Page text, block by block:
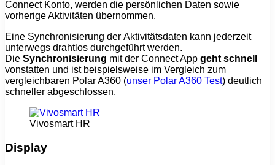
Connect Konto, werden die persönlichen Daten sowie
vorherige Aktivitäten übernommen.
Eine Synchronisierung der Aktivitätsdaten kann jederzeit
unterwegs drahtlos durchgeführt werden.
Die Synchronisierung mit der Connect App geht schnell
vonstatten und ist beispielsweise im Vergleich zum
vergleichbaren Polar A360 (unser Polar A360 Test) deutlich
schneller abgeschlossen.
Vivosmart HR
Display